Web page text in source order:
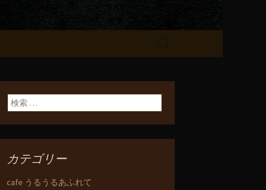
検索:
カテゴリー
cafe うるうるあふれて